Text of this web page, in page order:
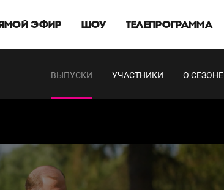
ЭФИР ШОУ ТЕЛЕПРОГРАММА
ВЫПУСКИ УЧАСТНИКИ О СЕЗОНЕ